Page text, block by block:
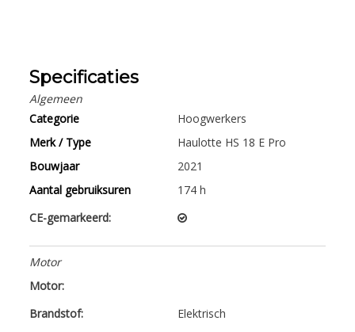
Specificaties
Algemeen
Categorie
Hoogwerkers
Merk / Type
Haulotte HS 18 E Pro
Bouwjaar
2021
Aantal gebruiksuren
174 h
CE-gemarkeerd:
Motor
Motor:
Brandstof:
Elektrisch